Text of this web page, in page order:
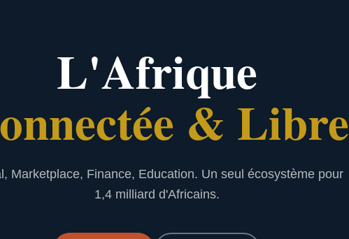
L'Afrique
& Libre
Marketplace, Finance, Education. Un seul écosystème pour
1,4 milliard d'Africains.